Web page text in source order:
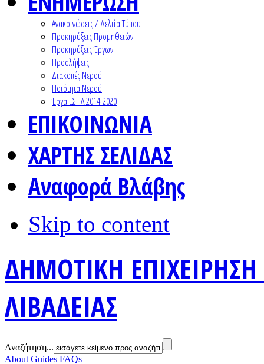
Ανακοινώσεις / Δελτία Τύπου
Προκηρύξεις Προμηθειών
Προκηρύξεις Έργων
Προσλήψεις
Διακοπές Νερού
Ποιότητα Νερού
Έργα ΕΣΠΑ 2014-2020
ΕΠΙΚΟΙΝΩΝΙΑ
ΧΑΡΤΗΣ ΣΕΛΙΔΑΣ
Αναφορά Βλάβης
Skip to content
ΔΗΜΟΤΙΚΗ
ΛΙΒΑΔΕΙΑΣ
Αναζήτηση...
About Guides FAQs